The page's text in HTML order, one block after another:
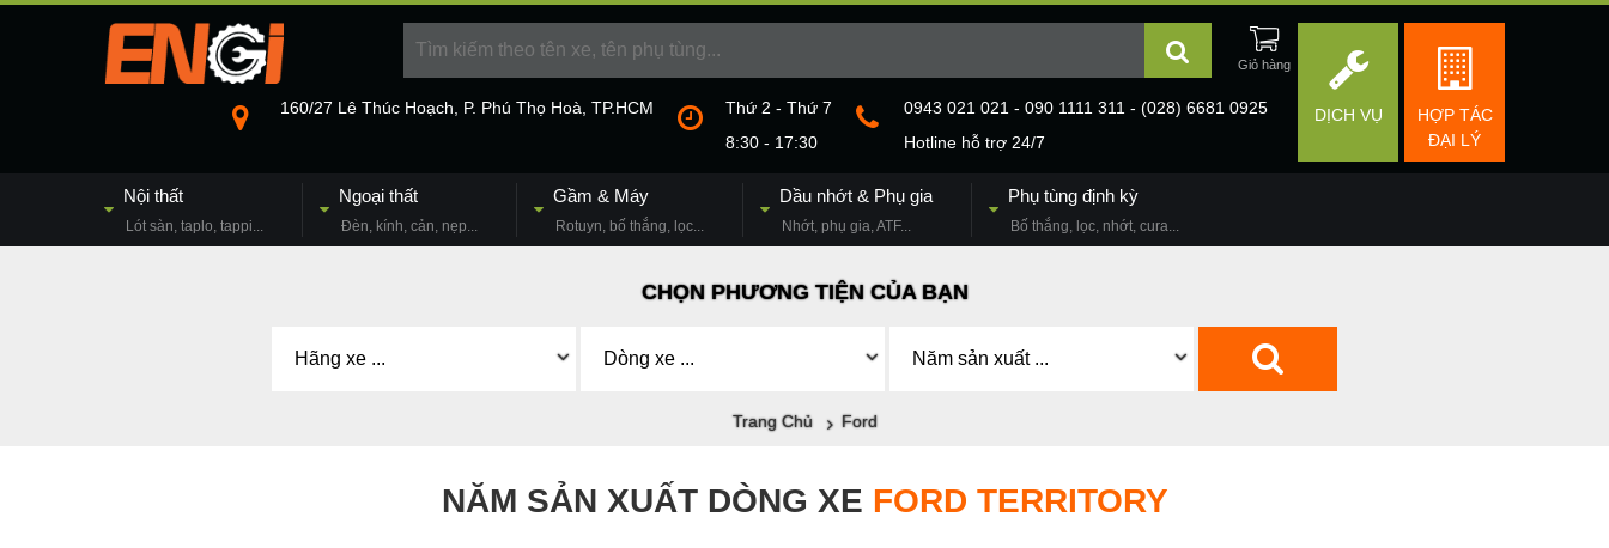
HỢP TÁC
ĐẠI LÝ
DỊCH VỤ
160/27 Lê Thúc Hoạch, P. Phú Thọ Hoà, TP.HCM
Thứ 2 - Thứ 7
8:30 - 17:30
0943 021 021 - 090 1111 311 - (028) 6681 0925
Hotline hỗ trợ 24/7
Nội thất
Lót sàn, taplo, tappi...
Ngoại thất
Đèn, kính, cản, nẹp...
Gầm & Máy
Rotuyn, bố thắng, lọc...
Dầu nhớt & Phụ gia
Nhớt, phụ gia, ATF...
Phụ tùng định kỳ
Bố thắng, lọc, nhớt, cura...
CHỌN PHƯƠNG TIỆN CỦA BẠN
Trang Chủ Ford
NĂM SẢN XUẤT DÒNG XE FORD TERRITORY